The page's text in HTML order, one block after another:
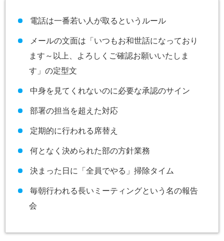
電話は一番若い人が取るというルール
メールの文面は「いつもお和世話になっており
ます～以上、よろしくご確認お願いいたしま
す」の定型文
中身を見てくれないのに必要な承認のサイン
部署の担当を超えた対応
定期的に行われる席替え
何となく決められた部の方針業務
決まった日に「全員でやる」掃除タイム
毎朝行われる長いミーティングという名の報告
会